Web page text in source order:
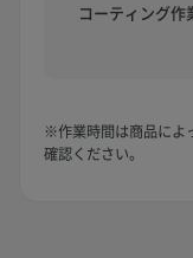
コーティング作
※作業時間は商品によ
確認ください。